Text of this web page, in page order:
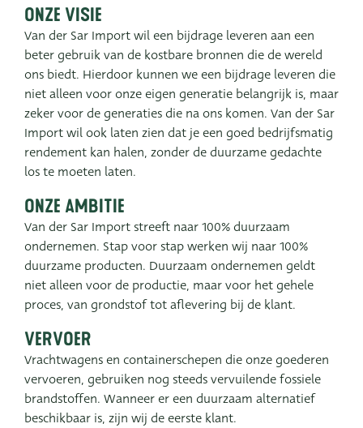
XXL-Products
TC Concept
ADRES
Leemolen 70
2678 MH De Lier
Onze visie
Van der Sar Import wil een bijdrage leveren aan een
beter gebruik van de kostbare bronnen die de wereld
ons biedt. Hierdoor kunnen we een bijdrage leveren die
niet alleen voor onze eigen generatie belangrijk is, maar
zeker voor de generaties die na ons komen. Van der Sar
Import wil ook laten zien dat je een goed bedrijfsmatig
rendement kan halen, zonder de duurzame gedachte
los te moeten laten.
Onze ambitie
Van der Sar Import streeft naar 100% duurzaam
ondernemen. Stap voor stap werken wij naar 100%
duurzame producten. Duurzaam ondernemen geldt
niet alleen voor de productie, maar voor het gehele
proces, van grondstof tot aflevering bij de klant.
Vervoer
Vrachtwagens en containerschepen die onze goederen
vervoeren, gebruiken nog steeds vervuilende fossiele
brandstoffen. Wanneer er een duurzaam alternatief
beschikbaar is, zijn wij de eerste klant.